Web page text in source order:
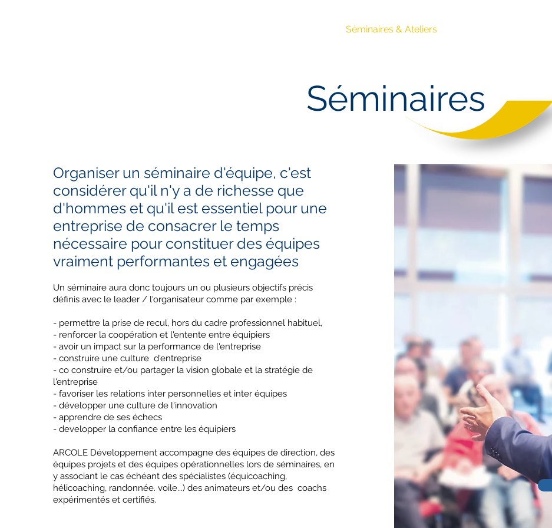
Séminaires & Ateliers
Séminaires
Organiser un séminaire d'équipe, c'est
considérer qu'il n'y a de richesse que
d'hommes et qu'il est essentiel pour une
entreprise de consacrer le temps
nécessaire pour constituer des équipes
vraiment performantes et engagées
Un séminaire aura donc toujours un ou plusieurs objectifs précis
définis avec le leader / l'organisateur comme par exemple :
- permettre la prise de recul, hors du cadre professionnel habituel,
- renforcer la coopération et l'entente entre équipiers
- avoir un impact sur la performance de l'entreprise
- construire une culture d'entreprise
- co construire et/ou partager la vision globale et la stratégie de
l'entreprise
- favoriser les relations inter personnelles et inter équipes
- développer une culture de l'innovation
- apprendre de ses échecs
- developper la confiance entre les équipiers
ARCOLE Développement accompagne des équipes de direction, des
équipes projets et des équipes opérationnelles lors de séminaires, en
y associant le cas échéant des spécialistes (équicoaching,
hélicoaching, randonnée. voile...) des animateurs et/ou des coachs
expérimentés et certifiés.